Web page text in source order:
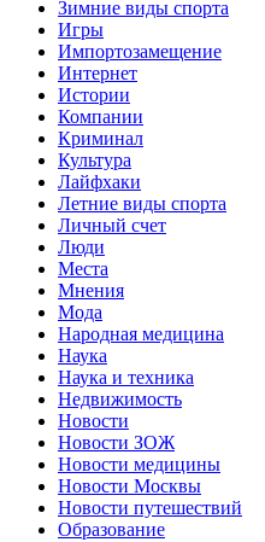
Зимние виды спорта
Игры
Импортозамещение
Интернет
Истории
Компании
Криминал
Культура
Лайфхаки
Летние виды спорта
Личный счет
Люди
Места
Мнения
Мода
Народная медицина
Наука
Наука и техника
Недвижимость
Новости
Новости ЗОЖ
Новости медицины
Новости Москвы
Новости путешествий
Образование